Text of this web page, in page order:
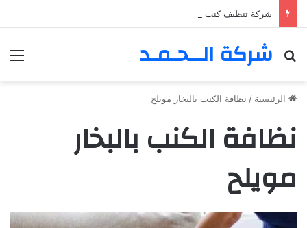
شركة تنظيف كنب في المزهر – دبي 0555980700 – خصم30%
شركة الــحـمـد
بحث عن
الرئيسية / نظافة الكنب بالبخار مويلح
نظافة الكنب بالبخار
مويلح